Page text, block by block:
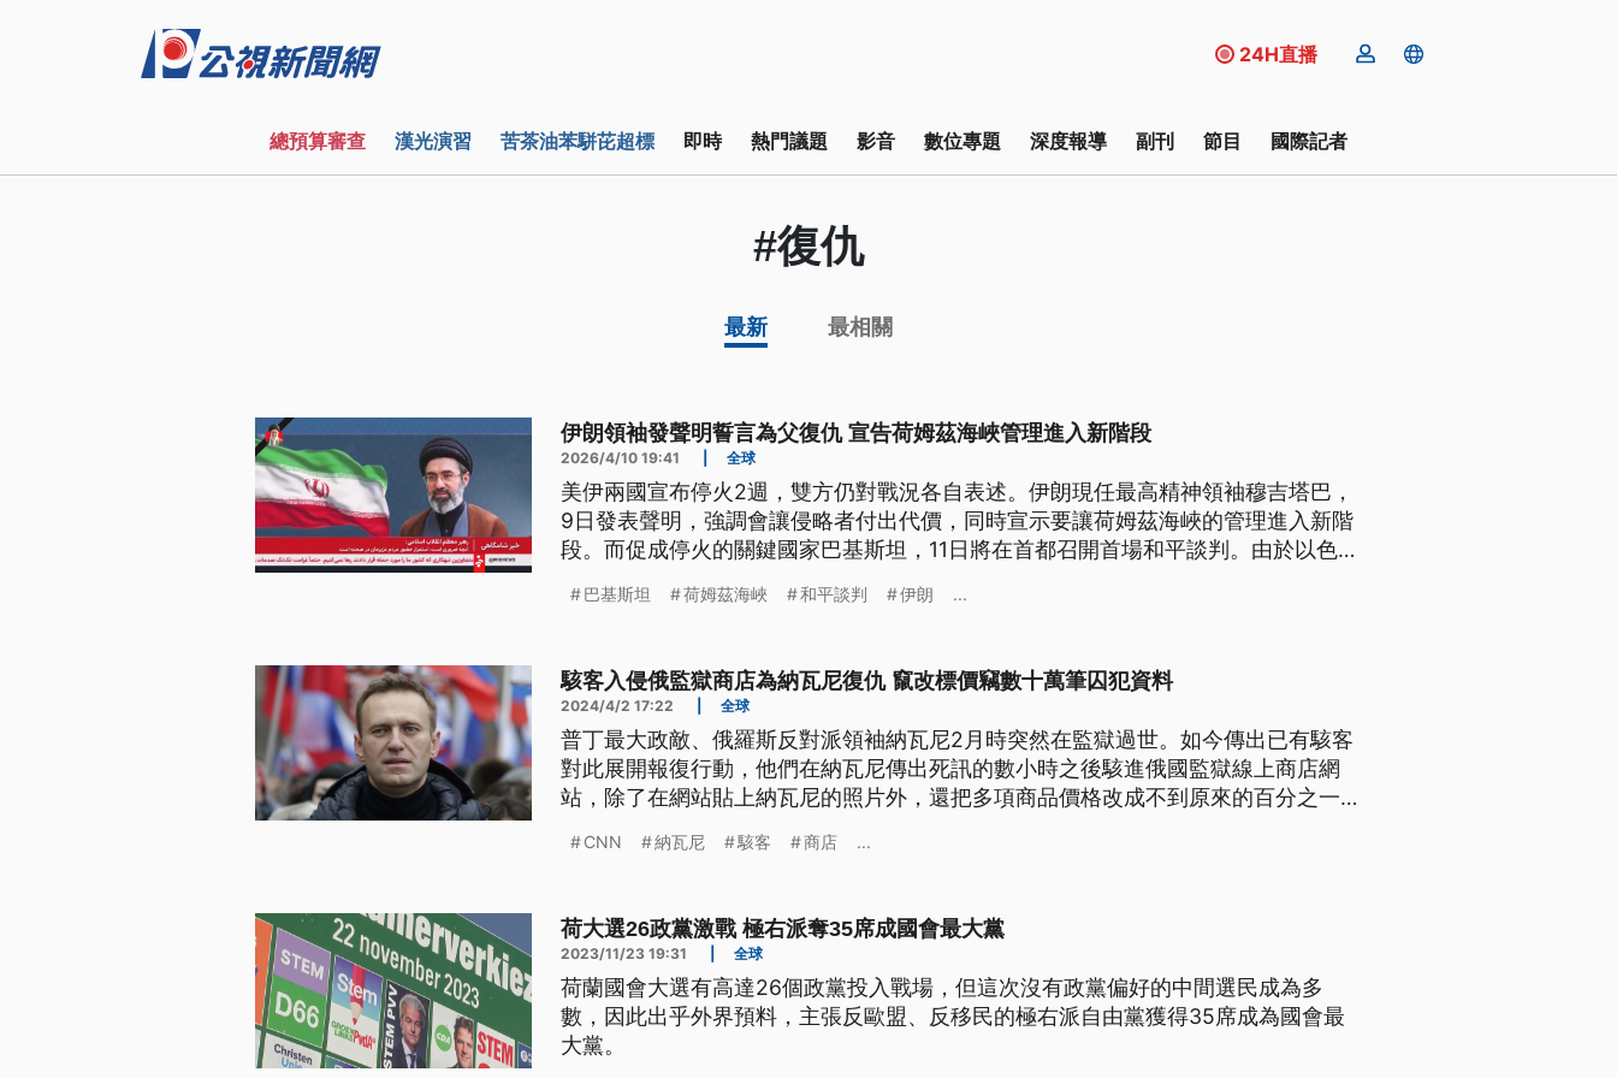
24H直播
總預算審查 漢光演習 苦茶油苯駢芘超標 即時 熱門議題 影音 數位專題 深度報導 副刊 節目 國際記者
#復仇
最新 最相關
伊朗領袖發聲明誓言為父復仇 宣告荷姆茲海峽管理進入新階段
2026/4/10 19:41 全球
美伊兩國宣布停火2週，雙方仍對戰況各自表述。伊朗現任最高精神領袖穆吉塔巴，
9日發表聲明，強調會讓侵略者付出代價，同時宣示要讓荷姆茲海峽的管理進入新階
段。而促成停火的關鍵國家巴基斯坦，11日將在首都召開首場和平談判。由於以色列
巴基斯坦 荷姆茲海峽 和平談判 伊朗 ...
駭客入侵俄監獄商店為納瓦尼復仇 竄改標價竊數十萬筆囚犯資料
2024/4/2 17:22 全球
普丁最大政敵、俄羅斯反對派領袖納瓦尼2月時突然在監獄過世。如今傳出已有駭客
對此展開報復行動，他們在納瓦尼傳出死訊的數小時之後駭進俄國監獄線上商店網
站，除了在網站貼上納瓦尼的照片外，還把多項商品價格改成不到原來的百分之一，
CNN 納瓦尼 駭客 商店 ...
荷大選26政黨激戰 極右派奪35席成國會最大黨
2023/11/23 19:31 全球
荷蘭國會大選有高達26個政黨投入戰場，但這次沒有政黨偏好的中間選民成為多
數，因此出乎外界預料，主張反歐盟、反移民的極右派自由黨獲得35席成為國會最
大黨。